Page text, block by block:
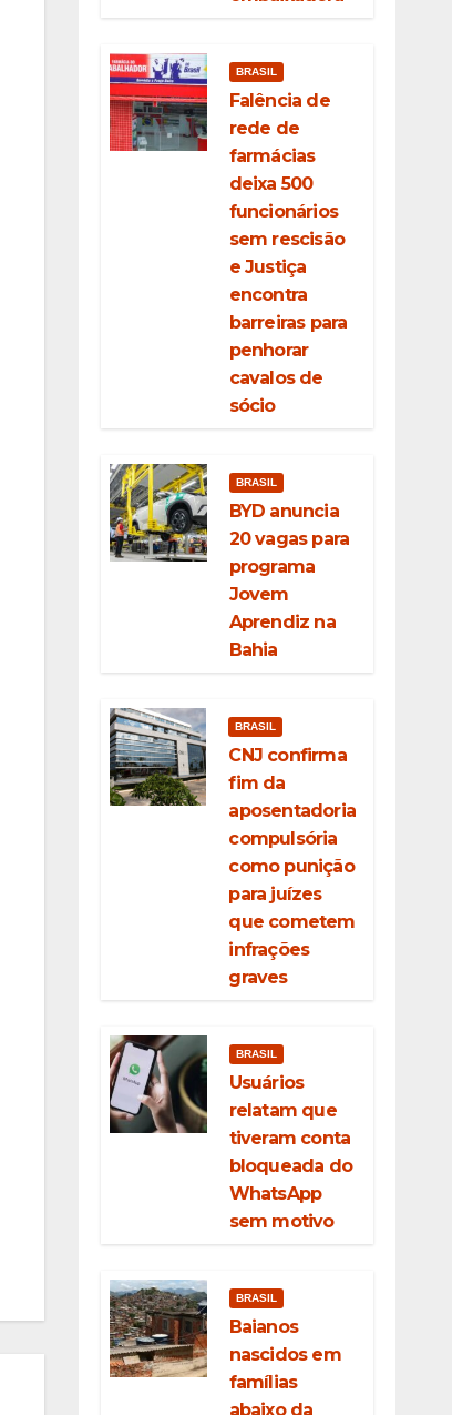
BRASIL
Falência de
rede de
farmácias
deixa 500
funcionários
sem rescisão
e Justiça
encontra
barreiras para
penhorar
cavalos de
sócio
BRASIL
BYD anuncia
20 vagas para
programa
Jovem
Aprendiz na
Bahia
BRASIL
CNJ confirma
fim da
aposentadoria
compulsória
como punição
para juízes
que cometem
infrações
graves
BRASIL
Usuários
relatam que
tiveram conta
bloqueada do
WhatsApp
sem motivo
BRASIL
Baianos
nascidos em
famílias
abaixo da